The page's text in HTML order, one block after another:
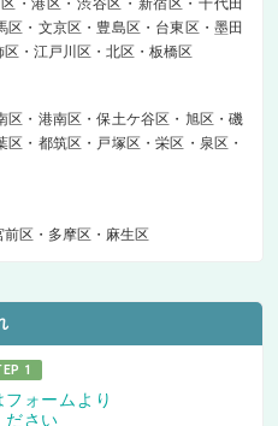
港区 渋谷区 新宿区
千代田
区 文京区 豊島区 台東区
墨田
区 江戸川区 北区 板橋区
区 港南区 保土ケ谷区 旭区
磯
区 都筑区 戸塚区 栄区
泉区
前区 多摩区 麻生区
1
ォームより
ださい